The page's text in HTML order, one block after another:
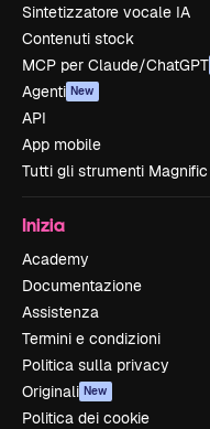
Sintetizzatore vocale IA
Contenuti stock
MCP per Claude/ChatGPT
Agenti New
API
App mobile
Tutti gli strumenti Magnific
Inizia
Academy
Documentazione
Assistenza
Termini e condizioni
Politica sulla privacy
Originali New
Politica dei cookie